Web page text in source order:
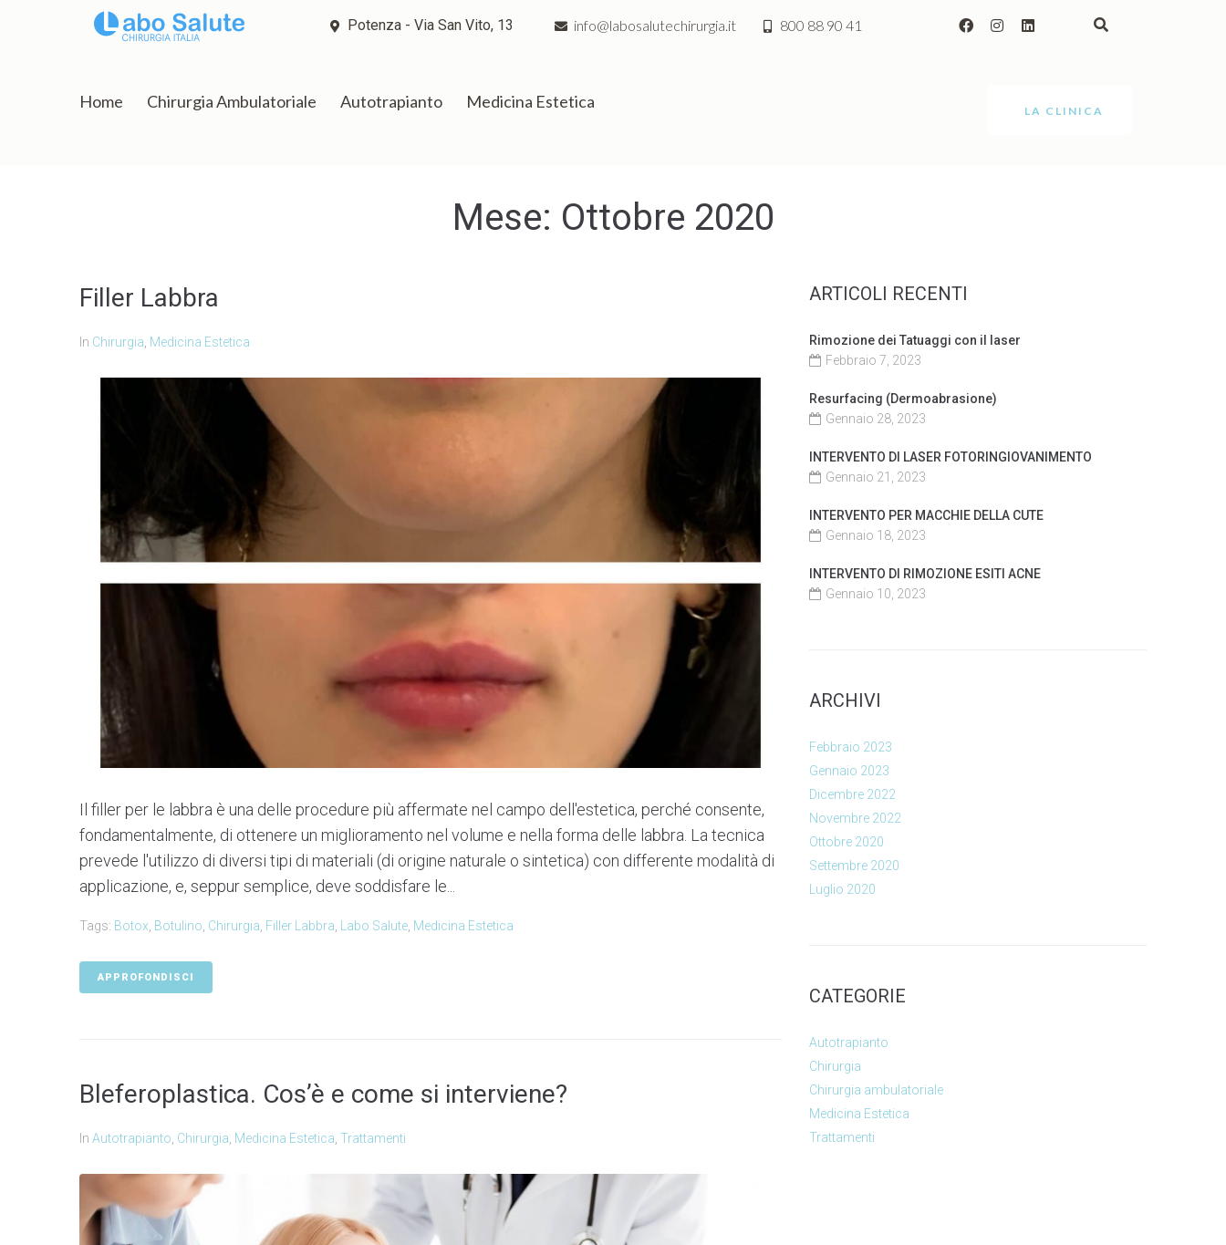
Potenza - Via San Vito, 13 info@labosalutechirurgia.it 800 88 90 41
Home Chirurgia Ambulatoriale Autotrapianto Medicina Estetica LA CLINICA
Mese: Ottobre 2020
Filler Labbra
In Chirurgia Medicina Estetica
Il filler per le labbra è una delle procedure più affermate nel campo dell'estetica, perché consente,
fondamentalmente, di ottenere un miglioramento nel volume e nella forma delle labbra. La tecnica
prevede l'utilizzo di diversi tipi di materiali (di origine naturale o sintetica) con differente modalità di
applicazione, e, seppur semplice, deve soddisfare le...
Tags: Botox Botulino Chirurgia Filler Labbra Labo Salute Medicina Estetica
APPROFONDISCI
Bleferoplastica. Cos’è e come si interviene?
In Autotrapianto Chirurgia Medicina Estetica Trattamenti
ARTICOLI RECENTI
Rimozione dei Tatuaggi con il laser
Febbraio 7, 2023
Resurfacing (Dermoabrasione)
Gennaio 28, 2023
INTERVENTO DI LASER FOTORINGIOVANIMENTO
Gennaio 21, 2023
INTERVENTO PER MACCHIE DELLA CUTE
Gennaio 18, 2023
INTERVENTO DI RIMOZIONE ESITI ACNE
Gennaio 10, 2023
ARCHIVI
Febbraio 2023
Gennaio 2023
Dicembre 2022
Novembre 2022
Ottobre 2020
Settembre 2020
Luglio 2020
CATEGORIE
Autotrapianto
Chirurgia
Chirurgia ambulatoriale
Medicina Estetica
Trattamenti